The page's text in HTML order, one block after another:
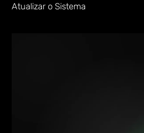
Atualizar o Sistema